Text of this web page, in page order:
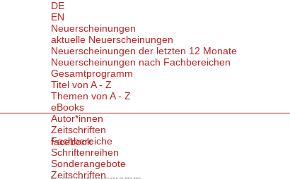
DE
EN
Neuerscheinungen
aktuelle Neuerscheinungen
Neuerscheinungen der letzten 12 Monate
Neuerscheinungen nach Fachbereichen
Gesamtprogramm
Titel von A - Z
Themen von A - Z
eBooks
Autor*innen
Zeitschriften
Fachbereiche
Schriftenreihen
Sonderangebote
Zeitschriften
facebook